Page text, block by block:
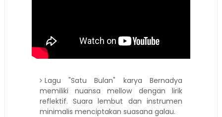
Lagu "Satu Bulan" karya Bernadya
memiliki nuansa mellow dengan lirik
reflektif. Suara lembut dan instrumen
minimalis menciptakan suasana galau.